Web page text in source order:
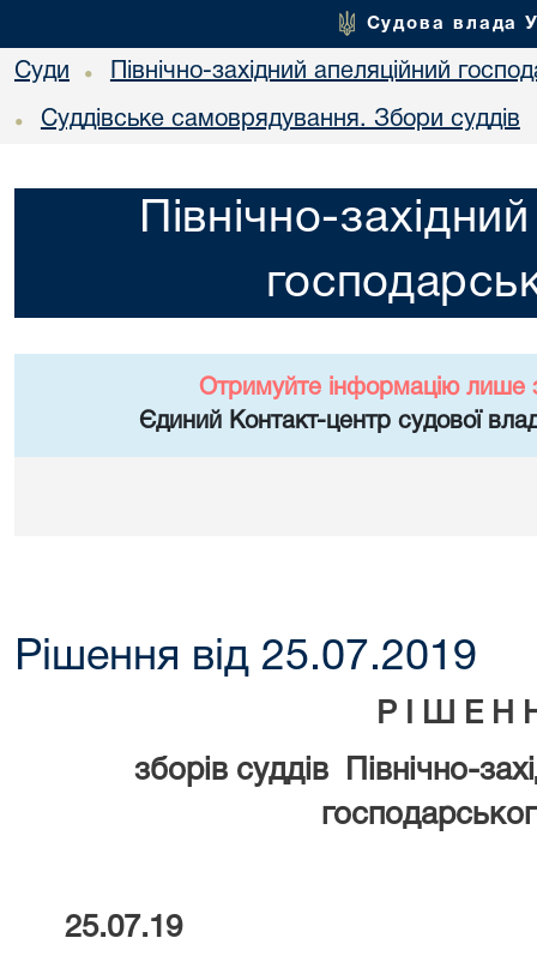
Судова влада
Суди • Північно-західний апеляційний
• Суддівське самоврядування. Збори суддів
Північно-
Отримуйте інформацію лише
Єдиний Контакт-центр судової
Рішення від 25.07.2019
Р І Ш Е Н
зборів суддів Північно-
25.07.19